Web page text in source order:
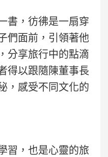
書，彷彿是一扇穿
們面前，引領著他
分享旅行中的點滴
得以跟隨陳董事長
，感受不同文化的
習，也是心靈的旅